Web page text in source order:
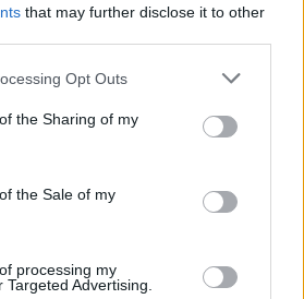
that may further disclose it to other
Opt Outs
the Sharing of my
the Sale of my
processing my
Advertising.
η θητεία του Γρηγόρη
Αλαφούζος επιστρέφει στη
βιοασφάλειας
σύμβουλος
στην πολωνική αγορά